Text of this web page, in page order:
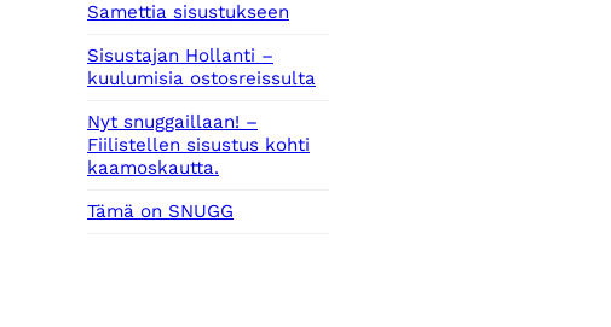
Samettia sisustukseen
Sisustajan Hollanti –
kuulumisia ostosreissulta
Nyt snuggaillaan! –
Fiilistellen sisustus kohti
kaamoskautta.
Tämä on SNUGG